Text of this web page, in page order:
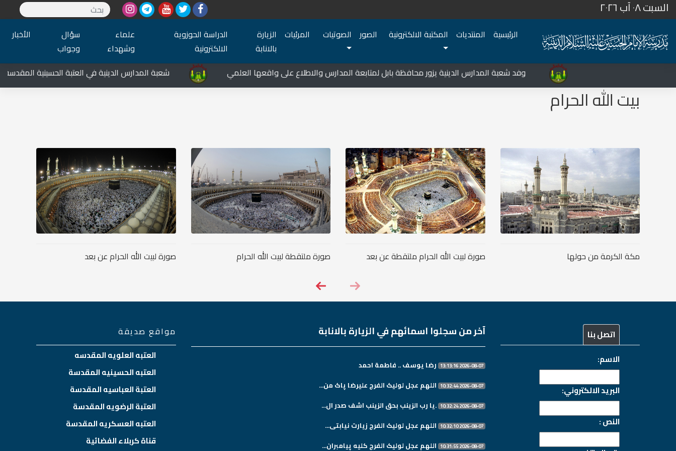
السبت ٠٨ آب ٢٠٢٦
الرئيسية المنتديات المكتبة الالكترونية الصور الصوتيات المرئيات الزيارة
بالانابة
الدراسة الحوزوية
الالكترونية
علماء
وشهداء
سؤال
وجواب
الأخبار
وفد شعبة المدارس الدينية يزور محافظة بابل لمتابعة المدارس والاطلاع على واقعها العلمي شعبة المدارس الدينية في العتبة الحسينية المقدسة
بيت الله الحرام
مكة الكرمة من حولها صورة لبيت الله الحرام ملتقطة عن بعد صورة ملتقطة لبيت الله الحرام صورة لبيت الله الحرام عن بعد
اتصل بنا
الاسم:
البريد الالكتروني:
النص :
آخر من سجلوا اسمائهم في الزيارة بالانابة
2026-08-07 13:13:16 رضا يوسف .. فاطمة احمد
2026-08-07 10:32:44 اللهم عجل لولیک الفرج علیرضا پاک من...
2026-08-07 10:32:24 .یا رب الزینب بحق الزینب اشف صدر ال...
2026-08-07 10:32:10 اللهم عجل لولیک الفرج زیارت نیابتی...
2026-08-07 10:31:55 اللهم عجل لولیک الفرج کلیه پیامبران...
مواقع صديقة
العتبه العلويه المقدسه
العتبه الحسينيه المقدسة
العتبة العباسيه المقدسة
العتبة الرضويه المقدسة
العتبه العسكريه المقدسة
قناة كربلاء الفضائية